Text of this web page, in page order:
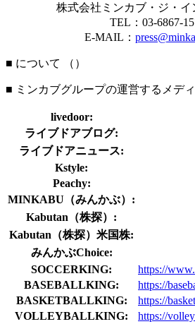
株式会社ミンカブ・ジ・イ
TEL：03-6867-
E-MAIL：
■ について （ ）
■ ミンカブグループの運営するメデ
livedoor:
ライブドアブログ:
ライブドアニュース:
Kstyle:
Peachy:
MINKABU（みんかぶ）:
Kabutan（株探）:
Kabutan（株探）米国株:
みんかぶChoice:
SOCCERKING:
https://
BASEBALLKING:
https://
BASKETBALLKING:
https://
VOLLEYBALLKING:
https://